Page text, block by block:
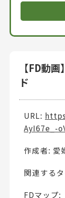
【FD動
ド
URL:
AyI67e_-
作成者: 愛
関連する
FDマップ